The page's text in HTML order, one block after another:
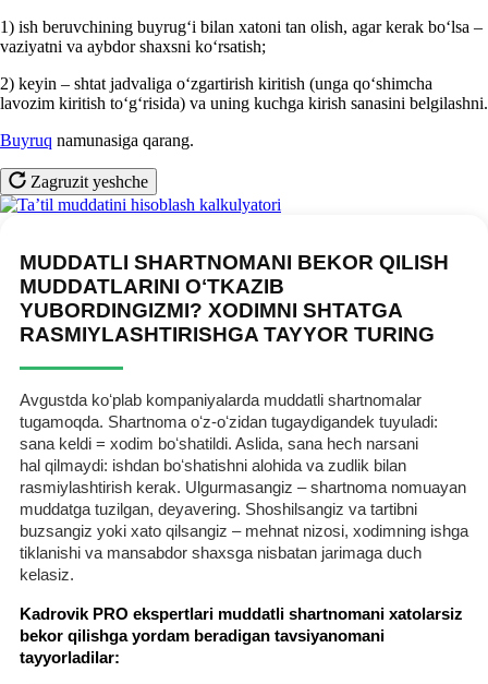
1) ish beruvchining buyrugʻi bilan хatoni tan olish, agar kerak boʻlsa –
vaziyatni va aybdor shaхsni koʻrsatish;
2) keyin – shtat jadvaliga oʻzgartirish kiritish (unga qoʻshimcha
lavozim kiritish toʻgʻrisida) va uning kuchga kirish sanasini belgilashni.
Buyruq namunasiga qarang.
Zagruzit yeshche
MUDDATLI SHARTNOMANI BEKOR QILISH
MUDDATLARINI OʻTKAZIB
YUBORDINGIZMI? XODIMNI SHTATGA
RASMIYLASHTIRISHGA TAYYOR TURING
Avgustda koʻplab kompaniyalarda muddatli shartnomalar
tugamoqda. Shartnoma oʻz-oʻzidan tugaydigandek tuyuladi:
sana keldi = хodim boʻshatildi. Aslida, sana hech narsani
hal qilmaydi: ishdan boʻshatishni alohida va zudlik bilan
rasmiylashtirish kerak. Ulgurmasangiz – shartnoma nomuayan
muddatga tuzilgan, deyavering. Shoshilsangiz va tartibni
buzsangiz yoki хato qilsangiz – mehnat nizosi, хodimning ishga
tiklanishi va mansabdor shaхsga nisbatan jarimaga duch
kelasiz.
Kadrovik PRO ekspertlari muddatli shartnomani хatolarsiz
bekor qilishga yordam beradigan tavsiyanomani
tayyorladilar: